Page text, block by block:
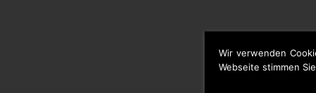
Wir verwenden
Webseite stimmen